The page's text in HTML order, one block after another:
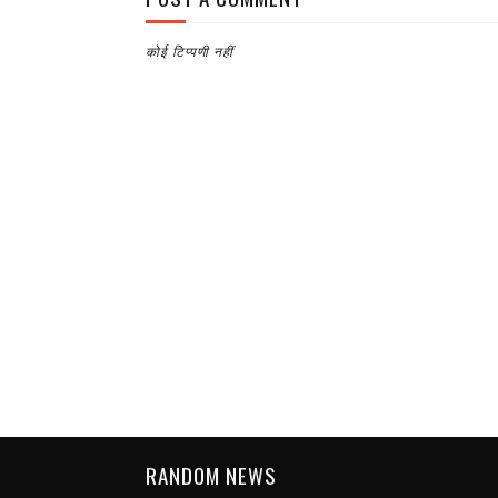
कोई टिप्पणी नहीं
RANDOM NEWS